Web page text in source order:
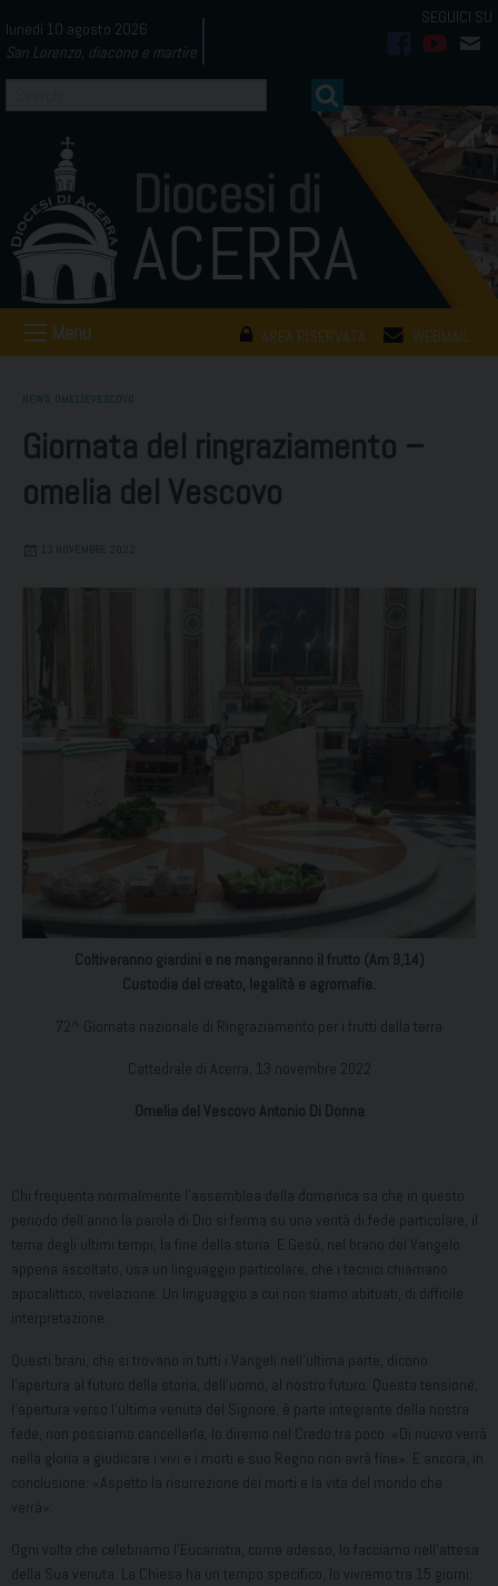
to
content
lunedì 10 agosto 2026
San Lorenzo, diacono e martire
AREA RISERVATA WEBMAIL
Menu
NEWS OMELIEVESCOVO
Giornata del ringraziamento –
omelia del Vescovo
13 NOVEMBRE 2022
Coltiveranno giardini e ne mangeranno il frutto (Am 9,14)
Custodia del creato, legalità e agromafie.
72^ Giornata nazionale di Ringraziamento per i frutti della terra
Cattedrale di Acerra, 13 novembre 2022
Omelia del Vescovo Antonio Di Donna
Chi frequenta normalmente l’assemblea della domenica sa che in questo
periodo dell’anno la parola di Dio si ferma su una verità di fede particolare, il
tema degli ultimi tempi, la fine della storia. E Gesù, nel brano del Vangelo
appena ascoltato, usa un linguaggio particolare, che i tecnici chiamano
apocalittico, rivelazione. Un linguaggio a cui non siamo abituati, di difficile
interpretazione.
Questi brani, che si trovano in tutti i Vangeli nell’ultima parte, dicono
l’apertura al futuro della storia, dell’uomo, al nostro futuro. Questa tensione,
l’apertura verso l’ultima venuta del Signore, è parte integrante della nostra
fede, non possiamo cancellarla, lo diremo nel Credo tra poco: «Di nuovo verrà
nella gloria a giudicare i vivi e i morti e suo Regno non avrà fine». E ancora, in
conclusione: «Aspetto la risurrezione dei morti e la vita del mondo che
verrà».
Ogni volta che celebriamo l’Eucaristia, come adesso, lo facciamo nell’attesa
della Sua venuta. La Chiesa ha un tempo specifico, lo vivremo tra 15 giorni: